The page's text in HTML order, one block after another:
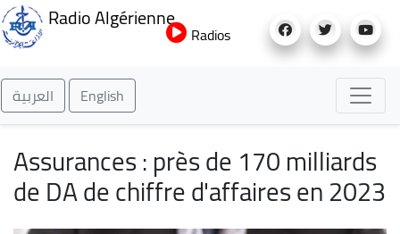
au
Radio Algérienne
Radios
العربية English
Assurances : près de 170 milliards
de DA de chiffre d'affaires en 2023